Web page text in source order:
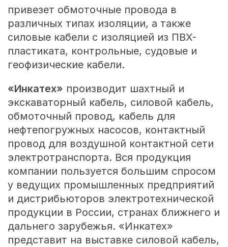
привезет обмоточные провода в
различных типах изоляции, а также
силовые кабели с изоляцией из ПВХ-
пластиката, контрольные, судовые и
геофизические кабели.
«Инкатех» производит шахтный и
экскаваторный кабель, силовой кабель,
обмоточный провод, кабель для
нефтепогружных насосов, контактный
провод для воздушной контактной сети
электротранспорта. Вся продукция
компании пользуется большим спросом
у ведущих промышленных предприятий
и дистрибьюторов электротехнической
продукции в России, странах ближнего и
дальнего зарубежья. «Инкатех»
представит на выставке силовой кабель,